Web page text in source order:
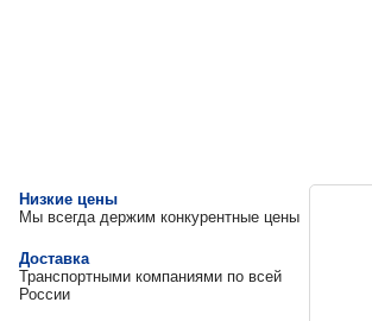
Низкие цены
Мы всегда держим конкурентные цены
Доставка
Транспортными компаниями по всей
России